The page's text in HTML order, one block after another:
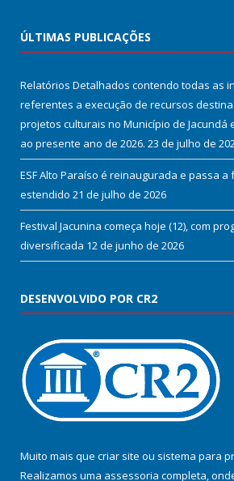
ÚLTIMAS PUBLICAÇÕES
Relatórios Detalhados contendo todas as
referentes a execução de recursos
projetos culturais no Município de Jacundá
ao presente ano de 2026. 23 de julho de
ESF Alto Paraíso é reinaugurada e passa
estendido 21 de julho de 2026
Festival Jacunina começa hoje (12), com
diversificada 12 de junho de 2026
DESENVOLVIDO POR CR2
Muito mais que criar site ou sistema para
Realizamos uma assessoria completa,